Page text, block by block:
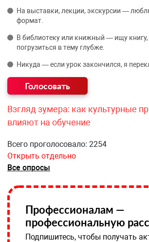
На выставки, лекции, экскурсии —
формат.
В библиотеку или книжный — ищу
погрузиться в тему глубже.
Никуда — если урок закончился, я
Взгляд зумера: как культурные
влияют на обучение
Всего проголосовало: 2254
Открыть отдельно
Все опросы
Профессионалам —
профессиональную
Подпишитесь, чтобы получать